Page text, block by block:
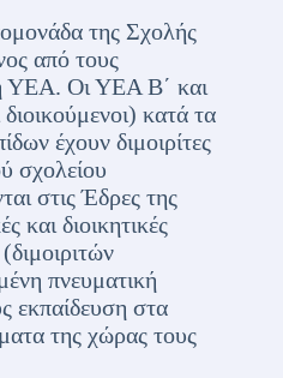
της Σχολής
από τους
ΥΕΑ. Οι ΥΕΑ Β΄ και
κατά τα
έχουν διμοιρίτες
σχολείου
στις Έδρες της
και διοικητικές
πνευματική
εκπαίδευση στα
της χώρας τους